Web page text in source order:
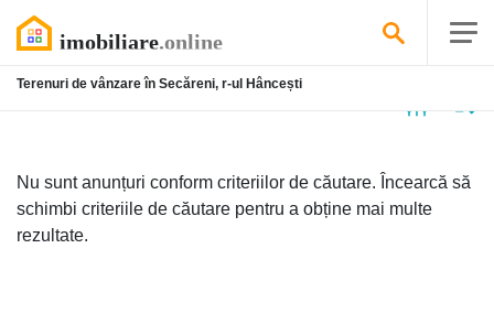
Terenuri de vânzare în Secăreni, r-ul Hâncești
Nu sunt anunțuri conform criteriilor de căutare. Încearcă să
schimbi criteriile de căutare pentru a obține mai multe
rezultate.